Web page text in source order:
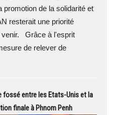
de la solidarité et
resterait une priorité
venir. Grâce à l'esprit
de relever de
fossé entre les Etats-Unis et la
finale à Phnom Penh